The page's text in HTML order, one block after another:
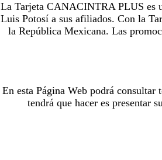
La Tarjeta CANACINTRA PLUS es
Luis Potosí a sus afiliados. Con la
la República Mexicana. Las
En esta Página Web podrá
tendrá que hacer es presentar